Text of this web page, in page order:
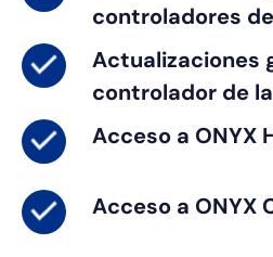
controladores
Actualizaciones
controlador de
Acceso a ONYX
Acceso a ONYX